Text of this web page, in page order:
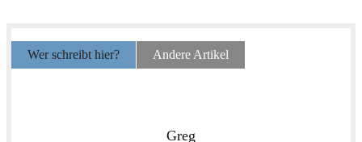
Wer schreibt hier? Andere Artikel
Greg